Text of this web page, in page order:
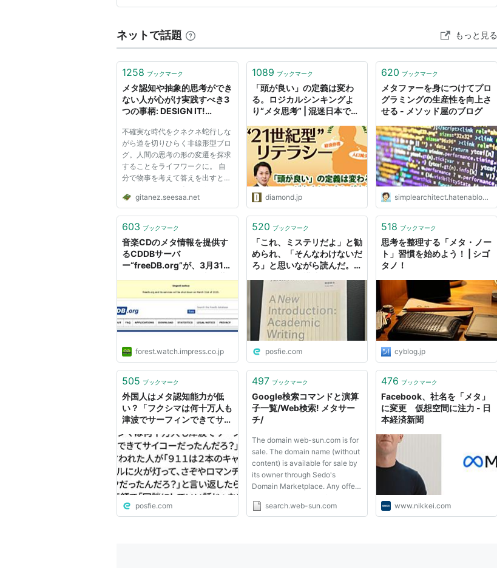
「ポチ」=meta =>「犬」(犬はポチが何たるかのメタ情報を与えてくれている)
オブジェクト指向再入門
http://www.ogis-ri.co.jp/otc/hiroba/technical/Squeak4/S4-1.html
関連
ベタ
ネタ
メタフィクション
アイロニー
コノテーション
形而上学＝metaphysics
す ８月４…
ネットで話題 もっと見る
1258 ブックマーク
メタ認知や抽象的思考ができ
ない人が心がけ実践すべき3
つの事柄: DESIGN IT!
不確実な時代をクネクネ蛇行しな
がら道を切りひらく非線形型ブロ
グ。人間の思考の形の変遷を探求
することをライフワークに。 自
分で物事を考えて答えを出すとい
うことができない人というのがい
る。「思考停止」なんて言葉もあ
「停止」は動いていた状態からの
gitanez.seesaa.net
1089 ブックマーク
「頭が良い」の定義は変わ
る。ロジカルシンキングよ
り“メタ思考” | 混迷日本で幸
テラシー | ダイヤモンド・オ
ンライン
diamond.jp
620 ブックマーク
メタファーを身につけてプロ
グラミングの生産性を向上さ
せる - メソッド屋のブログ
simplearchitect.hatenablog.com
603 ブックマーク
音楽CDのメタ情報を提供す
るCDDBサーバ
ー“freeDB.org”が、3月31日
【やじうまの杜】
forest.watch.impress.co.jp
520 ブックマーク
「これ、ミステリだよ」と勧
められ、「そんなわけないだ
ろ」と思いながら読んだ。な
で、伏線が色々なところに仕
掛けられている「まったく新
しいアカデミック・ライティ
ングの教科書」
posfie.com
518 ブックマーク
思考を整理する「メタ・ノー
ト」習慣を始めよう！ | シゴ
タノ！
cyblog.jp
505 ブックマーク
外国人はメタ認知能力が低
い？「フクシマは何十万人も
津波でサーフィンできてサイ
れた人が「９１１は２本のキ
ャンドルに火が灯って、さぞ
やロマンチックだったんだ
ろ？」と言い返したら、真顔
で「冗談にしていい話じゃな
いぞ」と言われたそうな
posfie.com
497 ブックマーク
Google検索コマンドと演算
子一覧/Web検索! メタサー
チ/
The domain web-sun.com is for
sale. The domain name (without
content) is available for sale by
its owner through Sedo's
Domain Marketplace. Any offer
All quoted prices are final prices.
search.web-sun.com
476 ブックマーク
Facebook、社名を「メタ」
に変更 仮想空間に注力 - 日
本経済新聞
www.nikkei.com